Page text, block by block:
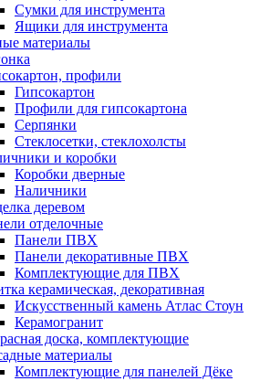
Сумки для инструмента
Ящики для инструмента
материалы
профили
Гипсокартон
Профили для гипсокартона
Серпянки
Стеклосетки, стеклохолсты
и коробки
Коробки дверные
Наличники
деревом
отделочные
Панели ПВХ
Панели декоративные ПВХ
Комплектующие для ПВХ
керамическая, декоративная
Искусственный камень Атлас Стоун
Керамогранит
доска, комплектующие
материалы
Комплектующие для панелей Дёке